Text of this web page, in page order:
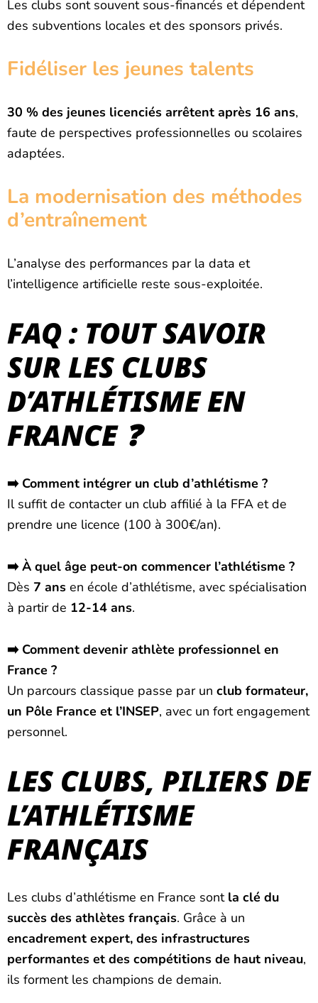
Les clubs sont souvent sous-financés et dépendent
des subventions locales et des sponsors privés.
Fidéliser les jeunes talents
30 % des jeunes licenciés arrêtent après 16 ans,
faute de perspectives professionnelles ou scolaires
adaptées.
La modernisation des méthodes
d’entraînement
L’analyse des performances par la data et
l’intelligence artificielle reste sous-exploitée.
FAQ : TOUT SAVOIR
SUR LES CLUBS
D’ATHLÉTISME EN
FRANCE ❓
➡️ Comment intégrer un club d’athlétisme ?
Il suffit de contacter un club affilié à la FFA et de
prendre une licence (100 à 300€/an).
➡️ À quel âge peut-on commencer l’athlétisme ?
Dès 7 ans en école d’athlétisme, avec spécialisation
à partir de 12-14 ans.
➡️ Comment devenir athlète professionnel en
France ?
Un parcours classique passe par un club formateur,
un Pôle France et l’INSEP, avec un fort engagement
personnel.
LES CLUBS, PILIERS DE
L’ATHLÉTISME
FRANÇAIS
Les clubs d’athlétisme en France sont la clé du
succès des athlètes français. Grâce à un
encadrement expert, des infrastructures
performantes et des compétitions de haut niveau,
ils forment les champions de demain.